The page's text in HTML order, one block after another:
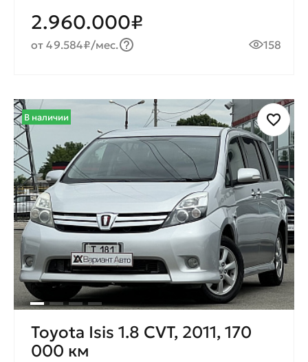
2.960.000₽
от 49.584₽/мес. 158
В наличии
Toyota Isis 1.8 CVT, 2011, 170
000 км